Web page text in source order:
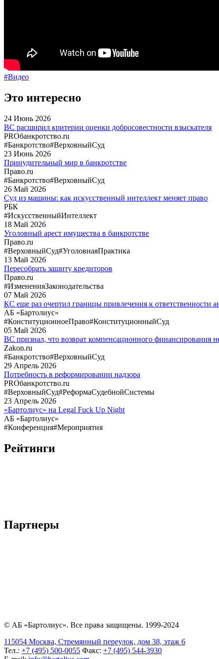
#Видео
Это интересно
24 Июнь 2026
ВС расширил критерии оценки добросовестности взыскателя
PROбанкротство.ru
#Банкротство#ВерховныйСуд
23 Июнь 2026
Принудительный мир в банкротстве
Право.ru
#Банкротство#ВерховныйСуд
26 Май 2026
Суд из машины: как искусственный интеллект меняет право
РБК
#ИскусственныйИнтеллект
18 Май 2026
Уголовный арест имущества в банкротстве
Право.ru
#ВерховныйСуд#УголовнаяПрактика
13 Май 2026
Пересобрать защиту кредиторов
Право.ru
#ИзмененияЗаконодательства
07 Май 2026
КС еще раз очертил границы привлечения к ответственности
АБ «Бартолиус»
#КонституционноеПраво#КонституционныйСуд
05 Май 2026
ВС признал, что возврат компенсационного финансирования
Zakon.ru
#Банкротство#ВерховныйСуд
29 Апрель 2026
Потребность в реформировании надзора
PROбанкротство.ru
#ВерховныйСуд#РеформаСудебнойСистемы
23 Апрель 2026
«Бартолиус» на Legal Fuck Up Night
АБ «Бартолиус»
#Конференция#Мероприятия
Рейтинги
Партнеры
© АБ «Бартолиус». Все права защищены. 1999-2024
115054 Москва, Стремянный переулок, дом 38, этаж 6
Тел.: +7 (495) 500-0055 Факс: +7 (495) 544-3930